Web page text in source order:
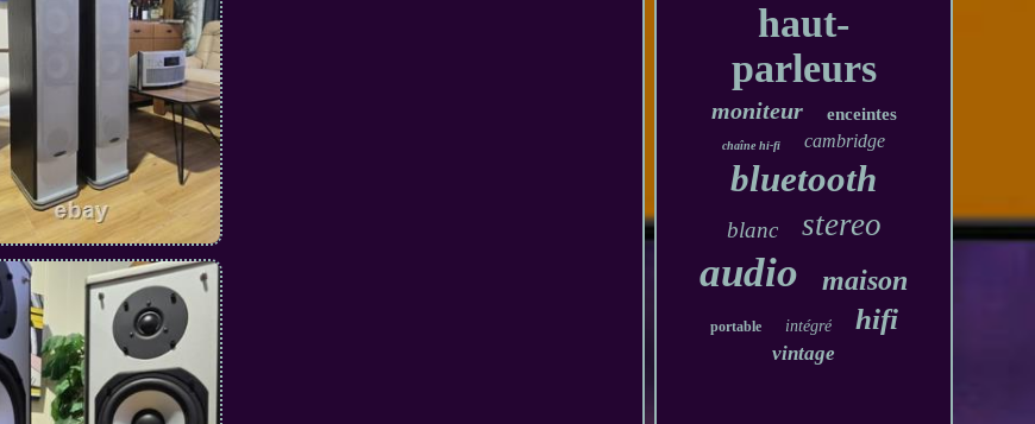
haut-
parleurs
moniteur enceintes
chaîne hi-fi cambridge
bluetooth
blanc stereo
audio maison
portable intégré hifi
vintage